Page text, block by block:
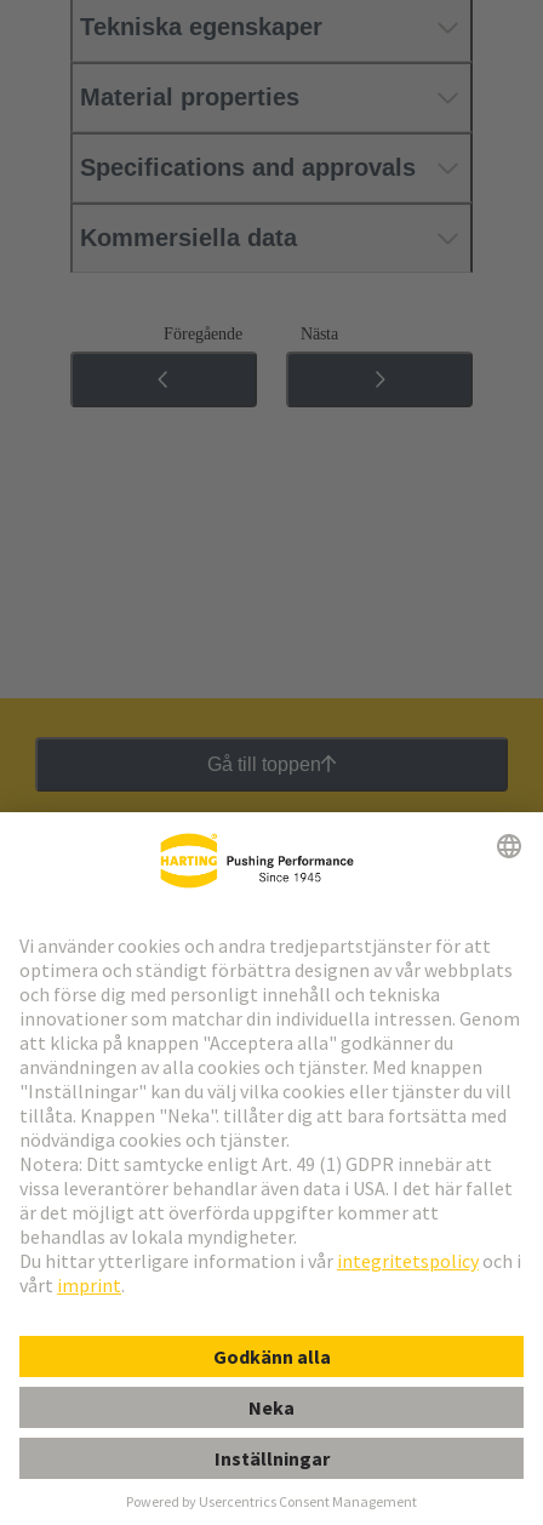
KÅPA GDS A-F
Tekniska egenskaper
Material properties
Specifications and approvals
Kommersiella data
Föregående Nästa
Gå till toppen
HARTING:s nyhetsbrev
Gå till registrering
Social Media
Sverige
© Teknologi-koncernen HARTING
ImprintIntegritetspolicy
Kundinformation